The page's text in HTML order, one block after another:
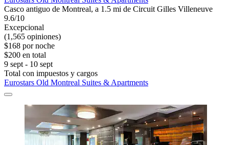
Casco antiguo de Montreal, a 1.5 mi de Circuit Gilles Villeneuve
9.6/10
Excepcional
(1,565 opiniones)
$168 por noche
$200 en total
9 sept - 10 sept
Total con impuestos y cargos
Eurostars Old Montreal Suites & Apartments